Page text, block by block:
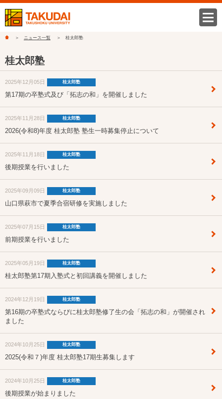
ニュース一覧 桂太郎塾
桂太郎塾
2025年12月05日 桂太郎塾
第17期の卒塾式及び「拓志の和」を開催しました
2025年11月28日 桂太郎塾
2026(令和8)年度 桂太郎塾 塾生一時募集停止について
2025年11月18日 桂太郎塾
後期授業を行いました
2025年09月09日 桂太郎塾
山口県萩市で夏季合宿研修を実施しました
2025年07月15日 桂太郎塾
前期授業を行いました
2025年05月19日 桂太郎塾
桂太郎塾第17期入塾式と初回講義を開催しました
2024年12月19日 桂太郎塾
第16期の卒塾式ならびに桂太郎塾修了生の会「拓志の和」が開催され
ました
2024年10月25日 桂太郎塾
2025(令和７)年度 桂太郎塾17期生募集します
2024年10月25日 桂太郎塾
後期授業が始まりました